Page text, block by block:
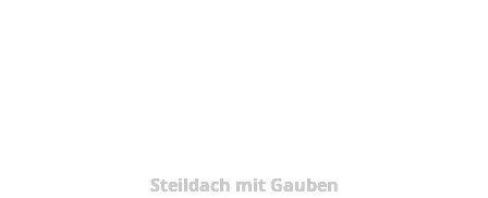
Steildach mit Gauben